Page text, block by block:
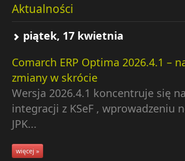
Aktualności
piątek, 17 kwietnia
Comarch ERP Optima 2026.4.1 –
zmiany w skrócie
Wersja 2026.4.1 koncentruje się
integracji z KSeF , wprowadzeniu
JPK...
więcej »